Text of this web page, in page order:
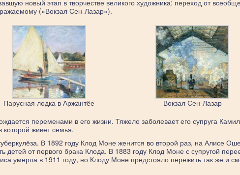
новый этап в творчестве великого художника: переход от
(«Вокзал Сен-Лазар»).
Парусная лодка в Аржантёе
Вокзал Сен-Лазар
переменами в его жизни. Тяжело заболевает его супруга
живет семья.
В 1892 году Клод Моне женится во второй раз, на Алисе
детей от первого брака Клода. В 1883 году Клод Моне с супругой
умерла в 1911 году, но Клоду Моне предстояло пережить так же и